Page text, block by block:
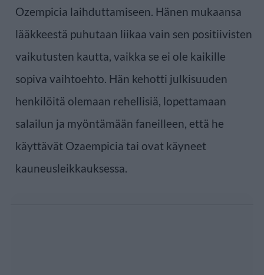
Ozempicia laihduttamiseen. Hänen mukaansa
lääkkeestä puhutaan liikaa vain sen positiivisten
vaikutusten kautta, vaikka se ei ole kaikille
sopiva vaihtoehto. Hän kehotti julkisuuden
henkilöitä olemaan rehellisiä, lopettamaan
salailun ja myöntämään faneilleen, että he
käyttävät Ozaempicia tai ovat käyneet
kauneusleikkauksessa.